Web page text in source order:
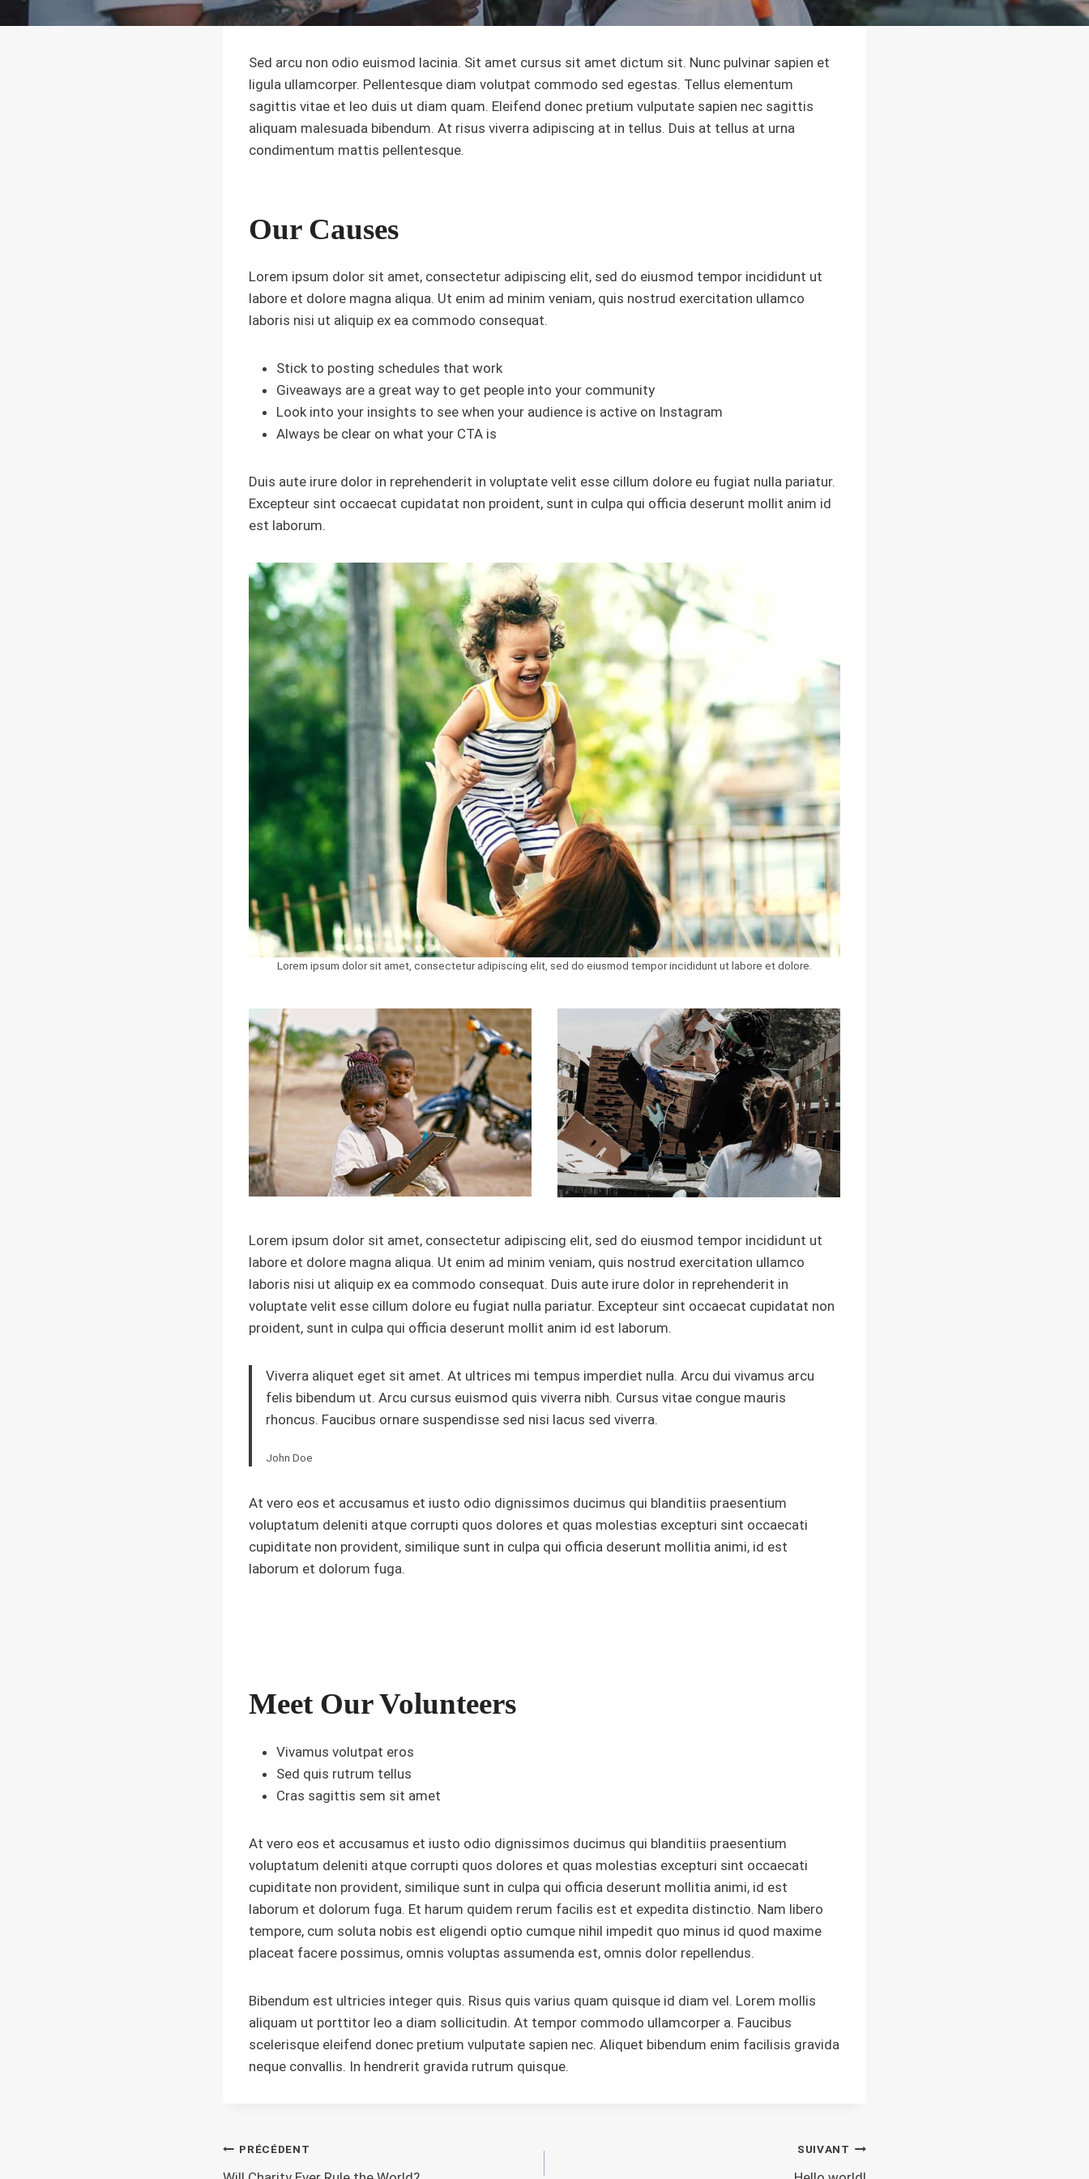
Sed arcu non odio euismod lacinia. Sit amet cursus sit amet dictum sit. Nunc pulvinar sapien et
ligula ullamcorper. Pellentesque diam volutpat commodo sed egestas. Tellus elementum
sagittis vitae et leo duis ut diam quam. Eleifend donec pretium vulputate sapien nec sagittis
aliquam malesuada bibendum. At risus viverra adipiscing at in tellus. Duis at tellus at urna
condimentum mattis pellentesque.
Our Causes
Lorem ipsum dolor sit amet, consectetur adipiscing elit, sed do eiusmod tempor incididunt ut
labore et dolore magna aliqua. Ut enim ad minim veniam, quis nostrud exercitation ullamco
laboris nisi ut aliquip ex ea commodo consequat.
Stick to posting schedules that work
Giveaways are a great way to get people into your community
Look into your insights to see when your audience is active on Instagram
Always be clear on what your CTA is
Duis aute irure dolor in reprehenderit in voluptate velit esse cillum dolore eu fugiat nulla pariatur.
Excepteur sint occaecat cupidatat non proident, sunt in culpa qui officia deserunt mollit anim id
est laborum.
Lorem ipsum dolor sit amet, consectetur adipiscing elit, sed do eiusmod tempor incididunt ut labore et dolore.
Lorem ipsum dolor sit amet, consectetur adipiscing elit, sed do eiusmod tempor incididunt ut
labore et dolore magna aliqua. Ut enim ad minim veniam, quis nostrud exercitation ullamco
laboris nisi ut aliquip ex ea commodo consequat. Duis aute irure dolor in reprehenderit in
voluptate velit esse cillum dolore eu fugiat nulla pariatur. Excepteur sint occaecat cupidatat non
proident, sunt in culpa qui officia deserunt mollit anim id est laborum.
Viverra aliquet eget sit amet. At ultrices mi tempus imperdiet nulla. Arcu dui vivamus arcu
felis bibendum ut. Arcu cursus euismod quis viverra nibh. Cursus vitae congue mauris
rhoncus. Faucibus ornare suspendisse sed nisi lacus sed viverra.
John Doe
At vero eos et accusamus et iusto odio dignissimos ducimus qui blanditiis praesentium
voluptatum deleniti atque corrupti quos dolores et quas molestias excepturi sint occaecati
cupiditate non provident, similique sunt in culpa qui officia deserunt mollitia animi, id est
laborum et dolorum fuga.
Meet Our Volunteers
Vivamus volutpat eros
Sed quis rutrum tellus
Cras sagittis sem sit amet
At vero eos et accusamus et iusto odio dignissimos ducimus qui blanditiis praesentium
voluptatum deleniti atque corrupti quos dolores et quas molestias excepturi sint occaecati
cupiditate non provident, similique sunt in culpa qui officia deserunt mollitia animi, id est
laborum et dolorum fuga. Et harum quidem rerum facilis est et expedita distinctio. Nam libero
tempore, cum soluta nobis est eligendi optio cumque nihil impedit quo minus id quod maxime
placeat facere possimus, omnis voluptas assumenda est, omnis dolor repellendus.
Bibendum est ultricies integer quis. Risus quis varius quam quisque id diam vel. Lorem mollis
aliquam ut porttitor leo a diam sollicitudin. At tempor commodo ullamcorper a. Faucibus
scelerisque eleifend donec pretium vulputate sapien nec. Aliquet bibendum enim facilisis gravida
neque convallis. In hendrerit gravida rutrum quisque.
Navigation
PRÉCÉDENT SUIVANT